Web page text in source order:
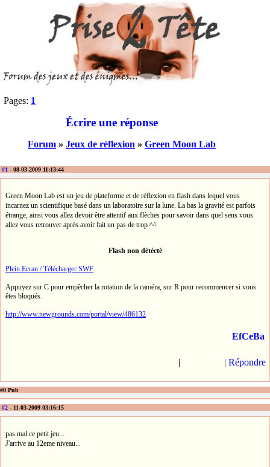
Pages: 1
Écrire une réponse
Forum » Jeux de réflexion » Green Moon Lab
#1 - 08-03-2009 11:13:44
Green Moon Lab est un jeu de plateforme et de réflexion en flash dans lequel vous
incarnez un scientifique basé dans un laboratoire sur la lune. La bas la gravité est parfois
étrange, ainsi vous allez devoir être attentif aux flèches pour savoir dans quel sens vous
allez vous retrouver après avoir fait un pas de trop ^^
Flash non détécté
Plein Ecran / Télécharger SWF
Appuyez sur C pour empêcher la rotation de la caméra, sur R pour recommencer si vous
êtes bloqués.
http://www.newgrounds.com/portal/view/486132
EfCeBa
| | Répondre
#0 Pub
#2 - 11-03-2009 03:16:15
pas mal ce petit jeu...
J'arrive au 12eme niveau...